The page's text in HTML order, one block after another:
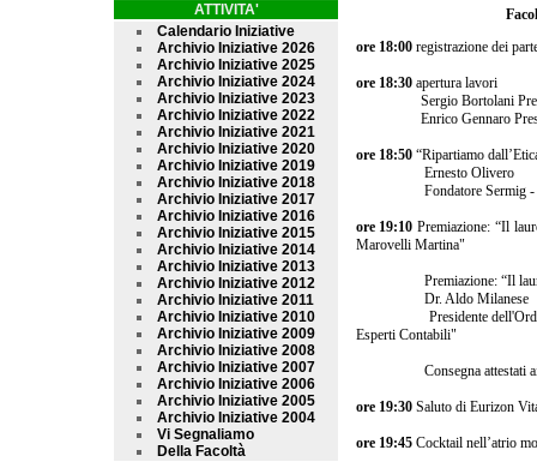
ATTIVITA'
Calendario Iniziative
Archivio Iniziative 2026
Archivio Iniziative 2025
Archivio Iniziative 2024
Archivio Iniziative 2023
Archivio Iniziative 2022
Archivio Iniziative 2021
Archivio Iniziative 2020
Archivio Iniziative 2019
Archivio Iniziative 2018
Archivio Iniziative 2017
Archivio Iniziative 2016
Archivio Iniziative 2015
Archivio Iniziative 2014
Archivio Iniziative 2013
Archivio Iniziative 2012
Archivio Iniziative 2011
Archivio Iniziative 2010
Archivio Iniziative 2009
Archivio Iniziative 2008
Archivio Iniziative 2007
Archivio Iniziative 2006
Archivio Iniziative 2005
Archivio Iniziative 2004
Vi Segnaliamo
Della Facoltà
ore 18:00registrazione dei
ore 18:30apertura lavori
Sergio Bortolani
Enrico Gennaro
ore 18:50 “Ripartiamo
Ernesto Olivero
Fondatore Sermig -
ore 19:10 Premiazione: “Il
Marovelli Martina"
Premiazione: “Il
Dr. Aldo Milanese
Presidente
Esperti Contabili"
Consegna attestati ai
ore 19:30Saluto di Eurizon
ore 19:45Cocktail nell’atrio